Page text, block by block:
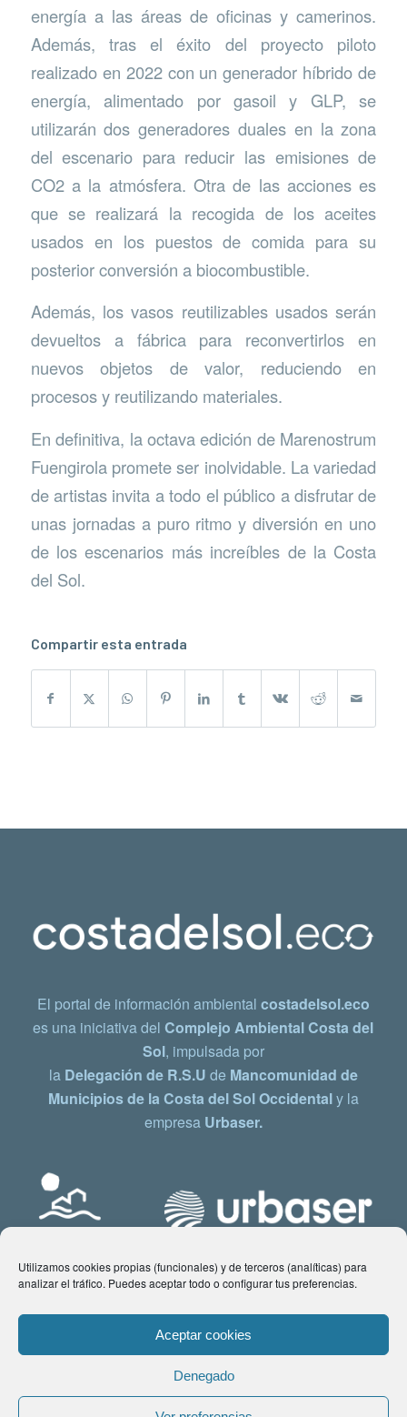
Utilizamos cookies propias (funcionales) y de terceros (analíticas) para
analizar el tráfico. Puedes aceptar todo o configurar tus preferencias.
Aceptar cookies
Denegado
energía a las áreas de oficinas y camerinos.
Además, tras el éxito del proyecto piloto
realizado en 2022 con un generador híbrido de
energía, alimentado por gasoil y GLP, se
utilizarán dos generadores duales en la zona
del escenario para reducir las emisiones de
CO2 a la atmósfera. Otra de las acciones es
que se realizará la recogida de los aceites
usados en los puestos de comida para su
posterior conversión a biocombustible.
Además, los vasos reutilizables usados serán
devueltos a fábrica para reconvertirlos en
nuevos objetos de valor, reduciendo en
procesos y reutilizando materiales.
En definitiva, la octava edición de Marenostrum
Fuengirola promete ser inolvidable. La variedad
de artistas invita a todo el público a disfrutar de
unas jornadas a puro ritmo y diversión en uno
de los escenarios más increíbles de la Costa
del Sol.
Compartir esta entrada
El portal de información ambiental costadelsol.eco
es una iniciativa delComplejo Ambiental Costa del
Sol, impulsada por
la Delegación de R.S.U de Mancomunidad de
Municipios de la Costa del Sol Occidentaly la
empresa Urbaser.
© Copyright 2021 www.costadelsol.eco. Todos los derechos reservados |